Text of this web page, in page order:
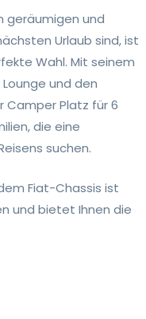
geräumigen und
Urlaub sind, ist
Wahl. Mit seinem
und den
Platz für 6
die eine
suchen.
Fiat-Chassis ist
und bietet Ihnen die